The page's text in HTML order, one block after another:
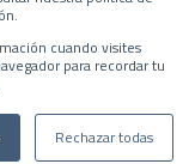
cuando visites
para recordar tu
Rechazar todas